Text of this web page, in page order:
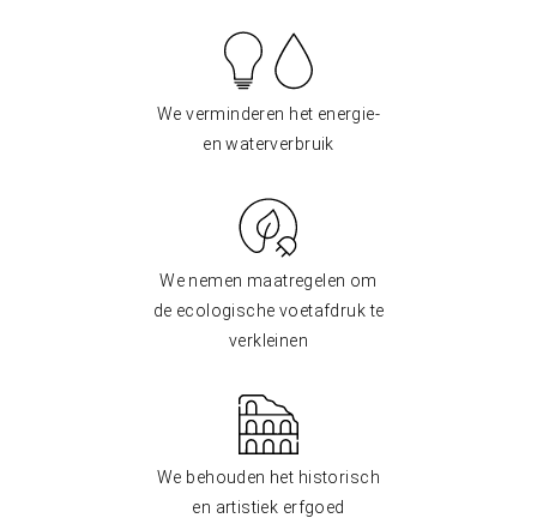
We verminderen het energie-
en waterverbruik
We nemen maatregelen om
de ecologische voetafdruk te
verkleinen
We behouden het historisch
en artistiek erfgoed